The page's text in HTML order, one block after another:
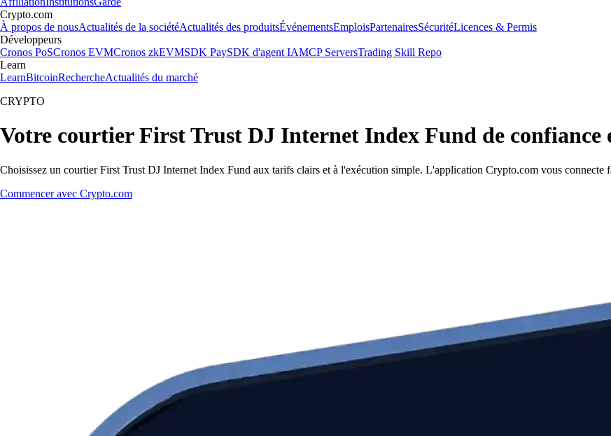
Crypto.com
À propos de nousActualités de la sociétéActualités des produitsÉvénementsEmploisPartenairesSécuritéLicences & Permis
Développeurs
Cronos PoSCronos EVMCronos zkEVMSDK PaySDK d'agent IAMCP ServersTrading Skill Repo
Learn
LearnBitcoinRechercheActualités du marché
CRYPTO
Votre courtier First Trust DJ Internet Index Fund de confiance
Choisissez un courtier First Trust DJ Internet Index Fund aux tarifs clairs et à l'exécution simple. L'application Crypto.com vous connecte
Commencer avec Crypto.com